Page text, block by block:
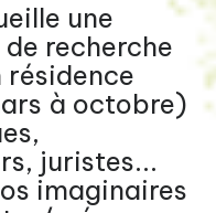
une
recherche
à octobre)
juristes...
imaginaires